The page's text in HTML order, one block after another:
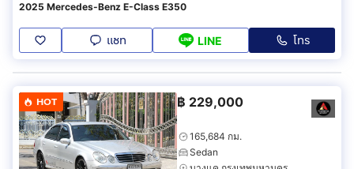
2025 Mercedes-Benz E-Class E350
แชท LINE โทร
HOT ฿ 229,000
165,684 กม.
Sedan